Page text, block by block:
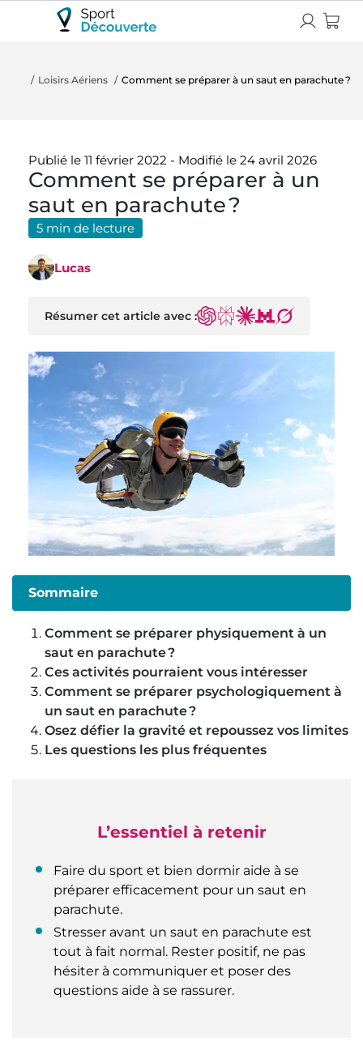
Loisirs Aériens Comment se préparer à un saut en parachute ?
Publié le 11 février 2022 - Modifié le 24 avril 2026
Comment se préparer à un
saut en parachute ?
5 min de lecture
Lucas
Résumer cet article avec :ChatGPT
Perplexity
ClaudeMistral
Grok
Sommaire
Comment se préparer physiquement à un
saut en parachute ?
Ces activités pourraient vous intéresser
Comment se préparer psychologiquement à
un saut en parachute ?
Osez défier la gravité et repoussez vos limites
Les questions les plus fréquentes
L’essentiel à retenir
Faire du sport et bien dormir aide à se
préparer efficacement pour un saut en
parachute.
Stresser avant un saut en parachute est
tout à fait normal. Rester positif, ne pas
hésiter à communiquer et poser des
questions aide à se rassurer.